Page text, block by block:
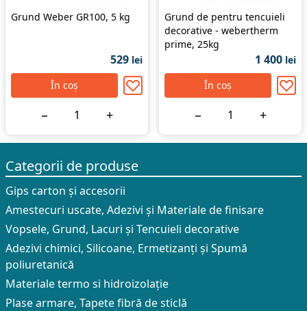
Grund Weber GR100, 5 kg
529 lei
În coș
− +
Grund de pentru tencuieli
decorative - webertherm
prime, 25kg
1 400 lei
În coș
− +
Categorii de produse
Gips carton și accesorii
Amestecuri uscate, Adezivi şi Materiale de finisare
Vopsele, Grund, Lacuri și Tencuieli decorative
Adezivi chimici, Silicoane, Ermetizanți și Spumă
poliuretanică
Materiale termo si hidroizolație
Plase armare, Tapete fibră de sticlă